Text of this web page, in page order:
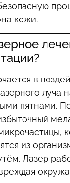
кожи.
в
луча
пятнами.
из
Лазер